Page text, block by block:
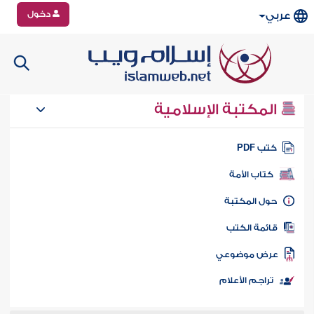
عربي دخول
المكتبة الإسلامية
كتب PDF
كتاب الأمة
المكتبة
الكتب
موضوعي